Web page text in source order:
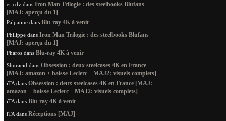
ericdv dans Iron Man Trilogie : des steelbooks Blufans
[MAJ: aperçu du 1]
Palpatine dans Blu-ray 4K à venir
Philippe dans Iron Man Trilogie : des steelbooks Blufans
[MAJ: aperçu du 1]
Pharos dans Blu-ray 4K à venir
Shuracid dans Obsession : deux steelcases 4K en France
[MAJ: amazon + baisse Leclerc – MAJ2: visuels complets]
iTA dans Obsession : deux steelcases 4K en France [MAJ:
amazon + baisse Leclerc – MAJ2: visuels complets]
iTA dans Blu-ray 4K à venir
iTA dans Réceptions [MAJ]